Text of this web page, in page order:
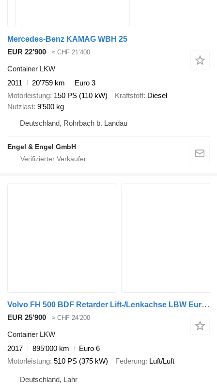
Mercedes-Benz KAMAG WBH 25
EUR 22’900
≈ CHF 21’400
Container LKW
2011
20’759 km
Euro 3
Motorleistung 150 PS (110 kW) Kraftstoff Diesel
Nutzlast 9’500 kg
Deutschland, Rohrbach b. Landau
Engel & Engel GmbH
Volvo FH 500 BDF Retarder Lift-/Lenkachse LBW Euro 6
EUR 25’900 ≈ CHF 24’200
Container LKW
2017
895’000 km
Euro 6
Motorleistung 510 PS (375 kW) Federung Luft/Luft
Deutschland, Lahr